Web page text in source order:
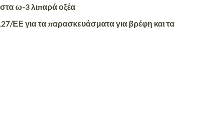
στα ω-3 λιπαρά οξέα
ΕΕ για τα παρασκευάσματα για βρέφη και τα